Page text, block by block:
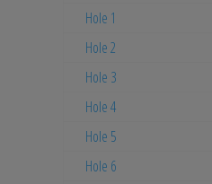
Hole 1
Hole 2
Hole 3
Hole 4
Hole 5
Hole 6